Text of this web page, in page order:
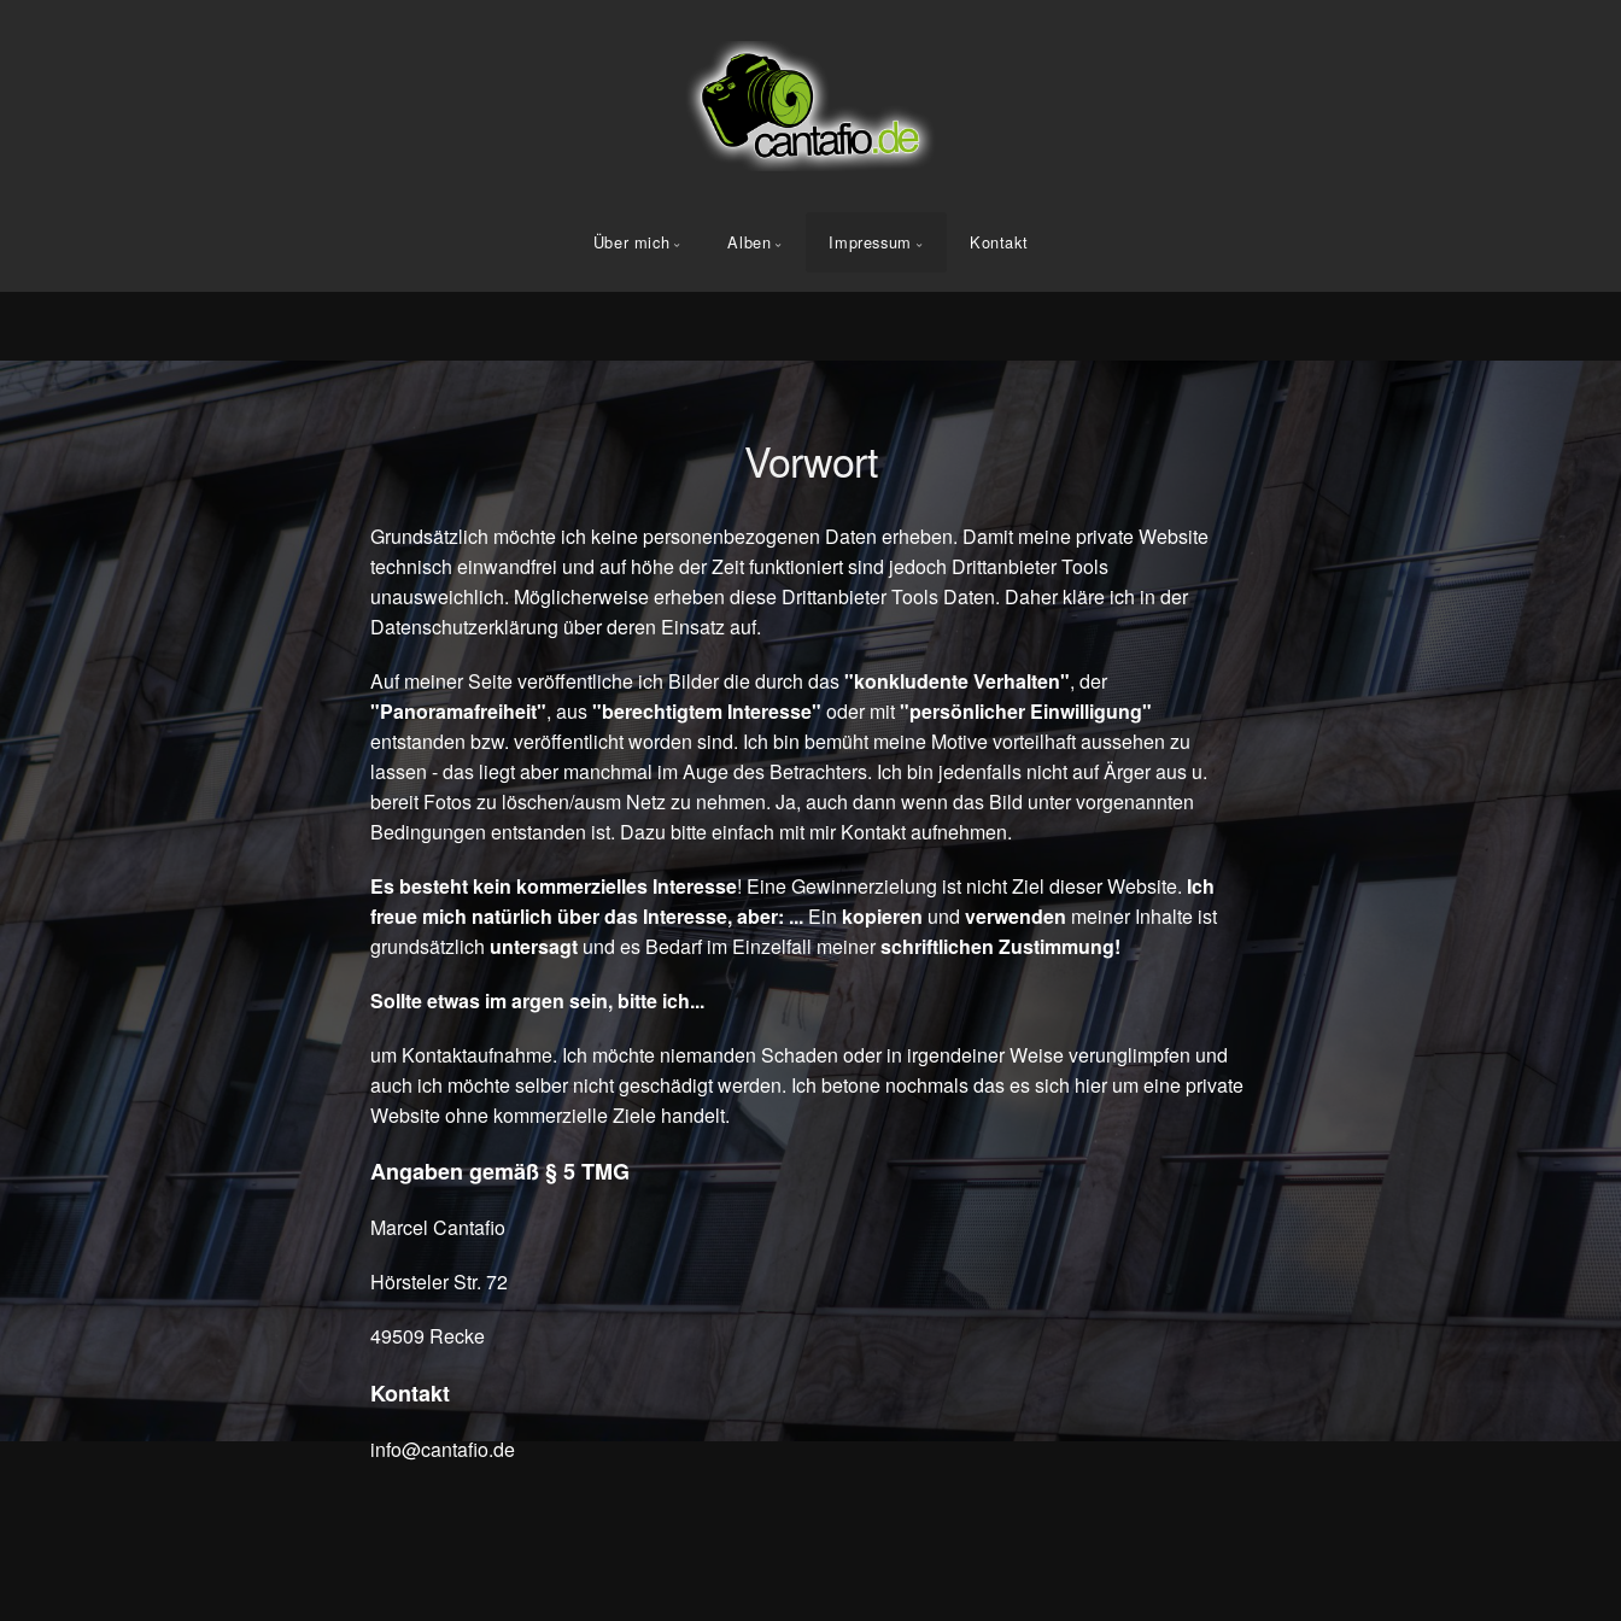
Über mich Alben Impressum Kontakt
Vorwort
Grundsätzlich möchte ich keine personenbezogenen Daten erheben. Damit meine private Website
technisch einwandfrei und auf höhe der Zeit funktioniert sind jedoch Drittanbieter Tools
unausweichlich. Möglicherweise erheben diese Drittanbieter Tools Daten. Daher kläre ich in der
Datenschutzerklärung über deren Einsatz auf.
Auf meiner Seite veröffentliche ich Bilder die durch das"konkludente Verhalten", der
"Panoramafreiheit", aus"berechtigtem Interesse"oder mit"persönlicher Einwilligung"
entstanden bzw. veröffentlicht worden sind. Ich bin bemüht meine Motive vorteilhaft aussehen zu
lassen - das liegt aber manchmal im Auge des Betrachters. Ich bin jedenfalls nicht auf Ärger aus u.
bereit Fotos zu löschen/ausm Netz zu nehmen. Ja, auch dann wenn das Bild unter vorgenannten
Bedingungen entstanden ist. Dazu bitte einfach mit mir Kontakt aufnehmen.
Es besteht kein kommerzielles Interesse! Eine Gewinnerzielung ist nicht Ziel dieser Website. Ich
freue mich natürlich über das Interesse, aber: ...Einkopieren und verwenden meiner Inhalte ist
grundsätzlich untersagtund es Bedarf im Einzelfall meinerschriftlichen Zustimmung!
Sollte etwas im argen sein, bitte ich...
um Kontaktaufnahme. Ich möchte niemanden Schaden oder in irgendeiner Weise verunglimpfen und
auch ich möchte selber nicht geschädigt werden. Ich betone nochmals das es sich hier um eine private
Website ohne kommerzielle Ziele handelt.
Angaben gemäß § 5 TMG
Marcel Cantafio
Hörsteler Str. 72
49509 Recke
Kontakt
info@cantafio.de